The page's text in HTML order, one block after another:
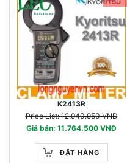
K2413R
Price List: 12.940.950 VNĐ
Giá bán: 11.764.500 VNĐ
ĐẶT HÀNG